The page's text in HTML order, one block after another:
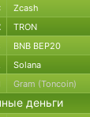
Zcash
TRON
BNB BEP20
Solana
Gram (Toncoin)
деньги